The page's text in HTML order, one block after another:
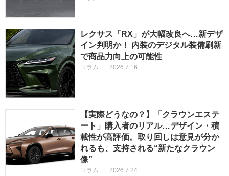
レクサス「RX」が大幅改良へ…新デザ
イン判明か！ 内装のデジタル装備刷新
で商品力向上の可能性
コラム 2026.7.16
【実際どうなの？】「クラウンエステ
ート」購入者のリアル…デザイン・積
載性が高評価。取り回しは意見が分か
れるも、支持される“新たなクラウン
像”
コラム 2026.7.24